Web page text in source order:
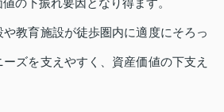
教育施設が徒歩圏内に適度にそろっ
ズを支えやすく、資産価値の下支え